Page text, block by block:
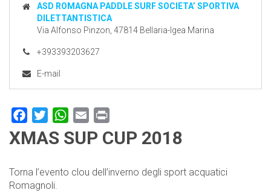
ASD ROMAGNA PADDLE SURF SOCIETA’ SPORTIVA
DILETTANTISTICA
Via Alfonso Pinzon, 47814 Bellaria-Igea Marina
+393393203627
E-mail
FacebookTwitterWhatsApp
Email
XMAS SUP CUP 2018
Torna l’evento clou dell’inverno degli sport acquatici
Romagnoli.